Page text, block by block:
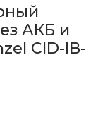
АКБ и
CID-IB-